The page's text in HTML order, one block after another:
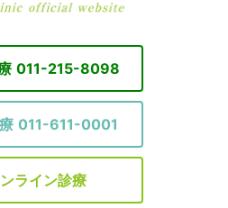
011-215-8098
011-611-0001
ライン診療